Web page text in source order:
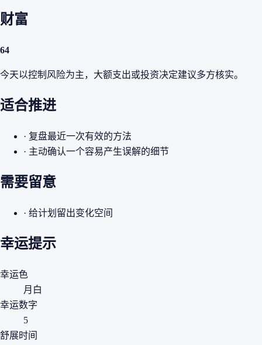
财富
64
今天以控制风险为主，大额支出或投资决定建议多方核实。
适合推进
· 复盘最近一次有效的方法
· 主动确认一个容易产生误解的细节
需要留意
· 给计划留出变化空间
幸运提示
幸运色
月白
幸运数字
5
舒展时间